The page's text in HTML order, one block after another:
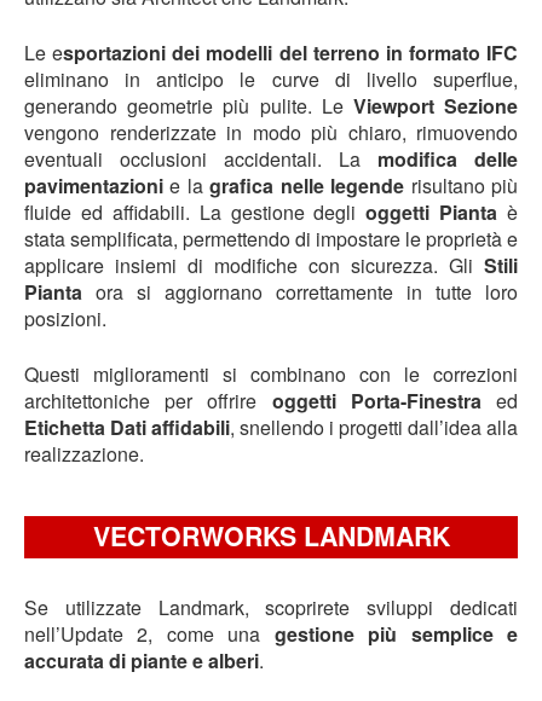
Le esportazioni dei modelli del terreno in formato IFC
eliminano in anticipo le curve di livello superflue,
generando geometrie più pulite. Le Viewport Sezione
vengono renderizzate in modo più chiaro, rimuovendo
eventuali occlusioni accidentali. La modifica delle
pavimentazioni e lagrafica nelle legende risultano più
fluide ed affidabili. La gestione deglioggetti Pianta è
stata semplificata, permettendo di impostare le proprietà e
applicare insiemi di modifiche con sicurezza. Gli Stili
Pianta ora si aggiornano correttamente in tutte loro
posizioni.
Questi miglioramenti si combinano con le correzioni
architettoniche per offrire oggetti Porta-Finestraed
Etichetta Dati affidabili, snellendo i progetti dall’idea alla
realizzazione.
VECTORWORKS LANDMARK
Se utilizzate Landmark, scoprirete sviluppi dedicati
nell’Update 2, come una gestione più semplice e
accurata di piante e alberi.